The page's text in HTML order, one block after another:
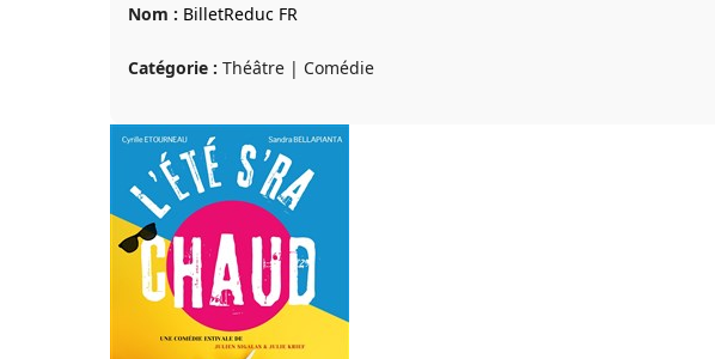
Nom : BilletReduc FR
Catégorie : Théâtre | Comédie